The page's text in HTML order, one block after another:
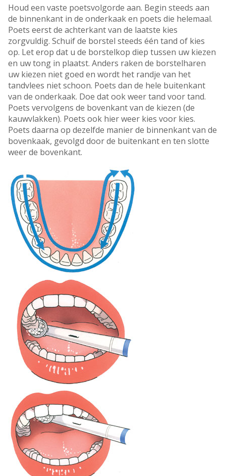
Houd een vaste poetsvolgorde aan. Begin steeds aan
de binnenkant in de onderkaak en poets die helemaal.
Poets eerst de achterkant van de laatste kies
zorgvuldig. Schuif de borstel steeds één tand of kies
op. Let erop dat u de borstelkop diep tussen uw kiezen
en uw tong in plaatst. Anders raken de borstelharen
uw kiezen niet goed en wordt het randje van het
tandvlees niet schoon. Poets dan de hele buitenkant
van de onderkaak. Doe dat ook weer tand voor tand.
Poets vervolgens de bovenkant van de kiezen (de
kauwvlakken). Poets ook hier weer kies voor kies.
Poets daarna op dezelfde manier de binnenkant van de
bovenkaak, gevolgd door de buitenkant en ten slotte
weer de bovenkant.